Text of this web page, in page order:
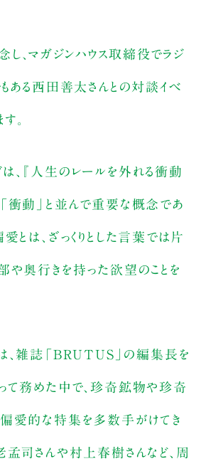
、マガジンハウス取締役でラジ
もある西田善太さんとの対談イベ
。
、『人生のレールを外れる衝動
衝動」と並んで重要な概念であ
とは、ざっくりとした言葉では片
や奥行きを持った欲望のことを
、雑誌「BRUTUS」の編集長を
て務めた中で、珍奇鉱物や珍奇
偏愛的な特集を多数手がけてき
孟司さんや村上春樹さんなど、周